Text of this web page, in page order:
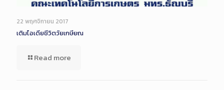
22 พฤศจิกายน 2017
เติมไอเดียชีวิตวัยเกษียณ
Read more